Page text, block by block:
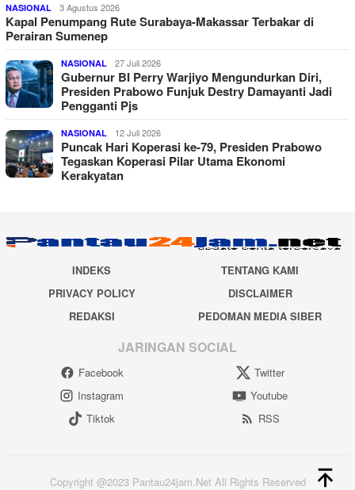
NASIONAL 3 Agustus 2026
Kapal Penumpang Rute Surabaya-Makassar Terbakar di
Perairan Sumenep
NASIONAL 27 Juli 2026
Gubernur BI Perry Warjiyo Mengundurkan Diri,
Presiden Prabowo Funjuk Destry Damayanti Jadi
Pengganti Pjs
NASIONAL 12 Juli 2026
Puncak Hari Koperasi ke-79, Presiden Prabowo
Tegaskan Koperasi Pilar Utama Ekonomi
Kerakyatan
INDEKS
TENTANG KAMI
PRIVACY POLICY
DISCLAIMER
REDAKSI
PEDOMAN MEDIA SIBER
JARINGAN SOCIAL
Facebook
Twitter
Instagram
Youtube
Tiktok
RSS
Copyright @2023 Pantau24jam.Net All Rights Reserved